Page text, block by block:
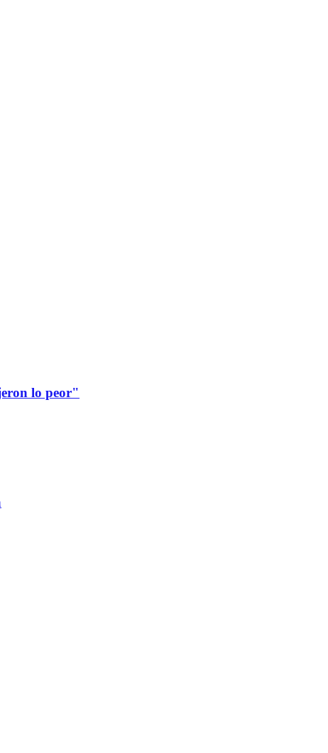
lo peor"